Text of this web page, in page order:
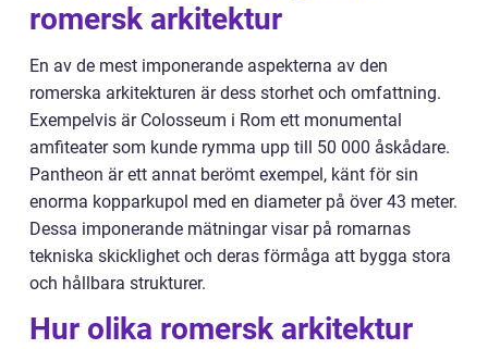
romersk arkitektur
En av de mest imponerande aspekterna av den
romerska arkitekturen är dess storhet och omfattning.
Exempelvis är Colosseum i Rom ett monumental
amfiteater som kunde rymma upp till 50 000 åskådare.
Pantheon är ett annat berömt exempel, känt för sin
enorma kopparkupol med en diameter på över 43 meter.
Dessa imponerande mätningar visar på romarnas
tekniska skicklighet och deras förmåga att bygga stora
och hållbara strukturer.
Hur olika romersk arkitektur